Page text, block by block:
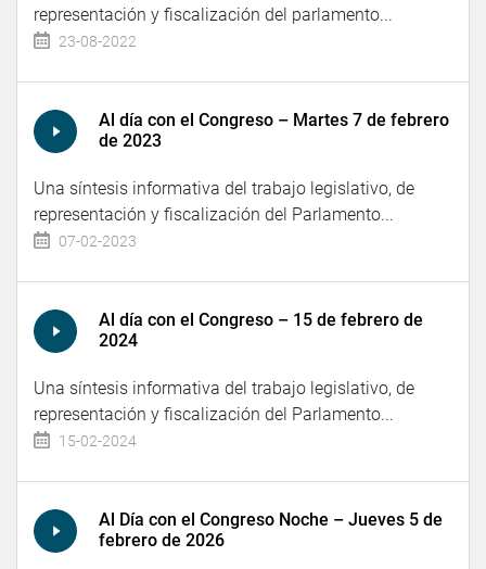
representación y fiscalización del parlamento...
23-08-2022
Al día con el Congreso – Martes 7 de febrero
de 2023
Una síntesis informativa del trabajo legislativo, de
representación y fiscalización del Parlamento...
07-02-2023
Al día con el Congreso – 15 de febrero de
2024
Una síntesis informativa del trabajo legislativo, de
representación y fiscalización del Parlamento...
15-02-2024
Al Día con el Congreso Noche – Jueves 5 de
febrero de 2026